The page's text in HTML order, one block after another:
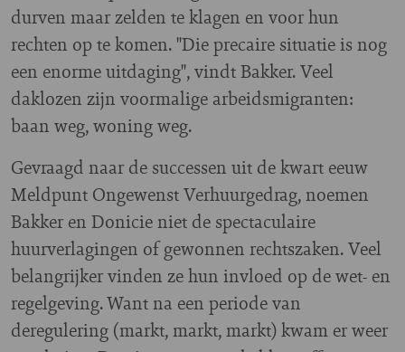
durven maar zelden te klagen en voor hun
rechten op te komen. "Die precaire situatie is nog
een enorme uitdaging", vindt Bakker. Veel
daklozen zijn voormalige arbeidsmigranten:
baan weg, woning weg.
Gevraagd naar de successen uit de kwart eeuw
Meldpunt Ongewenst Verhuurgedrag, noemen
Bakker en Donicie niet de spectaculaire
huurverlagingen of gewonnen rechtszaken. Veel
belangrijker vinden ze hun invloed op de wet- en
regelgeving. Want na een periode van
deregulering (markt, markt, markt) kwam er weer